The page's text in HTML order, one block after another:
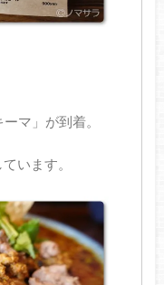
マ」が到着。
います。